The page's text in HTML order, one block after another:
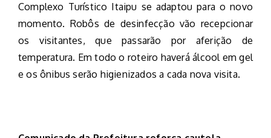
Complexo Turístico Itaipu se adaptou para o novo
momento. Robôs de desinfecção vão recepcionar
os visitantes, que passarão por aferição de
temperatura. Em todo o roteiro haverá álcool em gel
e os ônibus serão higienizados a cada nova visita.